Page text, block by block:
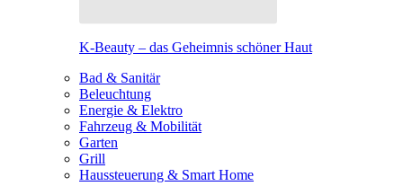
K-Beauty – das Geheimnis schöner Haut
Bad & Sanitär
Beleuchtung
Energie & Elektro
Fahrzeug & Mobilität
Garten
Grill
Haussteuerung & Smart Home